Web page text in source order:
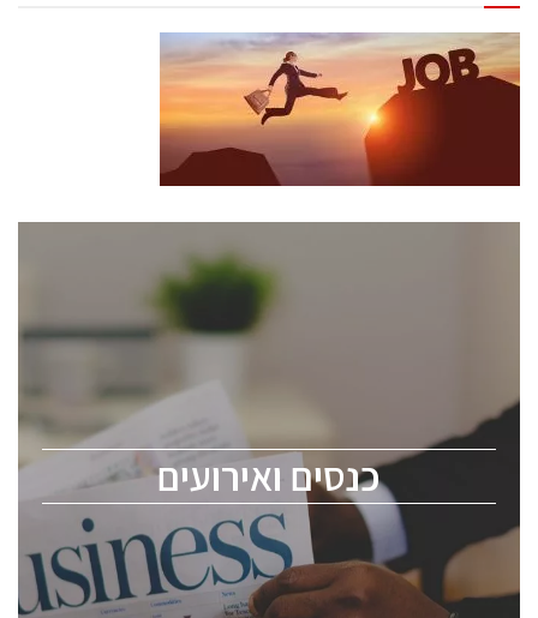
כנסים ואירועים
כנסים ואירועים
לכל העוסקים בתעשיית הסמיקונדקטור כולל מהנדסים,
ChipEx2026 will be held on May 12-13, 2026. The
conference is intended for everyone involved in the
semiconductor industry, including engineers,
professional experts, and senior executives.